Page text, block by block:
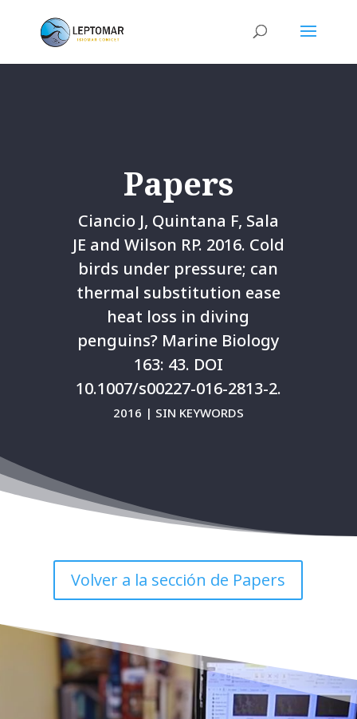
Papers
Ciancio J, Quintana F, Sala
JE and Wilson RP. 2016. Cold
birds under pressure; can
thermal substitution ease
heat loss in diving
penguins? Marine Biology
163: 43. DOI
10.1007/s00227-016-2813-2.
2016 | SIN KEYWORDS
Volver a la sección de Papers